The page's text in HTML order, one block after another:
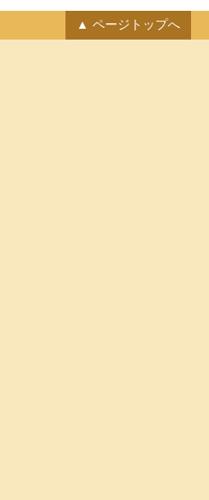
ページトップへ